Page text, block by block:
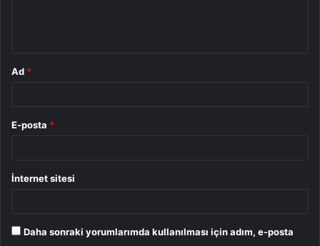
Ad *
E-posta *
İnternet sitesi
Daha sonraki yorumlarımda kullanılması için adım, e-posta